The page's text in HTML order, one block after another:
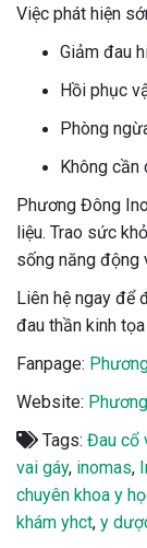
Việc phát hiện
Giảm đau
Hồi phục
Phòng
Không cần
Phương Đông
liệu. Trao sức
sống năng động
Liên hệ ngay để
đau thần kinh
Fanpage:
Website:
Tags: Đau cổ
vai gáy, inomas,
chuyên khoa y
khám yhct, y